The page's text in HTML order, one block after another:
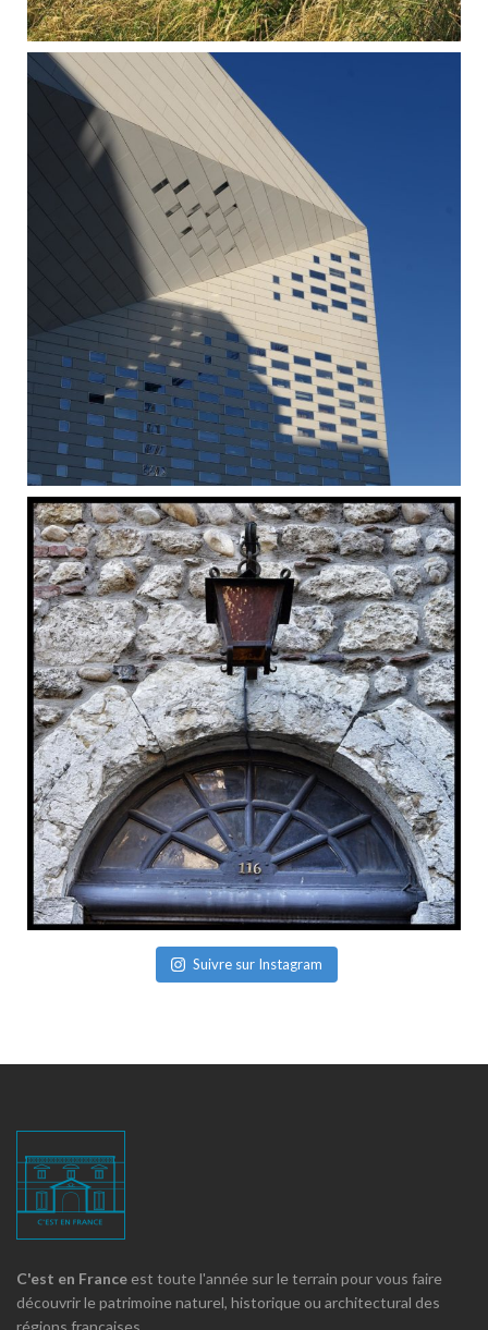
Suivre sur Instagram
C'est en France est toute l'année sur le terrain pour vous faire
découvrir le patrimoine naturel, historique ou architectural des
régions françaises.